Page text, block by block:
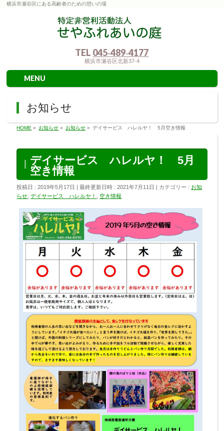
横浜市瀬谷区にある高齢者のための憩いの場
TEL 045‐489‐4177
横浜市瀬谷区北新37-4
MENU
お知らせ
HOME » お知らせ » お知らせ » デイサービス ハレルヤ！ 5月空き情報
デイサービス ハレルヤ！ 5月
空き情報
投稿日 : 2019年5月17日 最終更新日時 : 2021年7月11日 カテゴリー : お知
らせ ,デイサービス ハレルヤ！ 空き情報